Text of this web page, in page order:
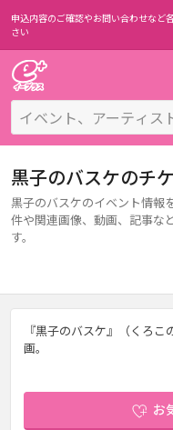
申込内容のご確認やお問い合わせなど
さい
黒子のバスケのチ
黒子のバスケのイベント情報
件や関連画像、動画、記事な
す。
『黒子のバスケ』（くろ
画。
お